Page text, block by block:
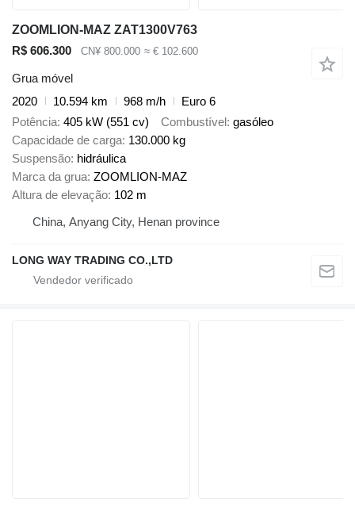
ZOOMLION-MAZ ZAT1300V763
R$ 606.300
CN¥ 800.000 ≈ € 102.600
Grua móvel
2020
10.594 km 968 m/h
Euro 6
Potência 405 kW (551 cv) Combustível gasóleo
Capacidade de carga 130.000 kg
Suspensão hidráulica
Marca da grua ZOOMLION-MAZ
Altura de elevação 102 m
China, Anyang City, Henan province
LONG WAY TRADING CO.,LTD